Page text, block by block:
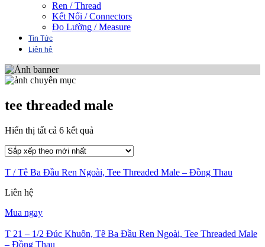
Ren / Thread
Kết Nối / Connectors
Đo Lường / Measure
Tin Tức
Liên hệ
tee threaded male
Hiển thị tất cả 6 kết quả
mới
T / Tê Ba Đầu Ren Ngoài, Tee Threaded Male – Đồng Thau
Liên hệ
Mua ngay
T 21 – 1/2 Đúc Khuôn, Tê Ba Đầu Ren Ngoài, Tee Threaded Male
– Đồng Thau